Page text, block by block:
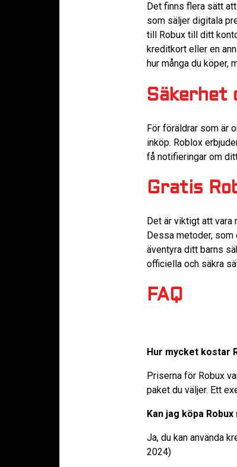
Det finns flera sätt
som säljer digitala
till Robux till ditt
kreditkort eller en
hur många du köper,
Säkerhet
För föräldrar som är
inköp. Roblox
få notifieringar om
Gratis
Det är viktigt att vara
Dessa metoder, som
äventyra ditt barns
officiella och säkra
FAQ
Hur mycket kostar
Priserna för Robux
paket du väljer. Ett
Kan jag köpa
Ja, du kan använda
2024)